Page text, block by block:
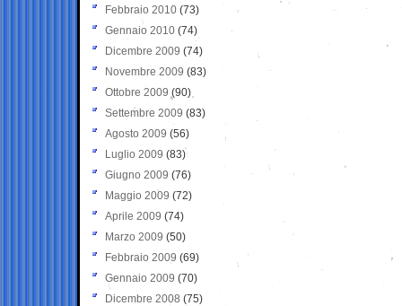
Febbraio 2010 (73)
Gennaio 2010 (74)
Dicembre 2009 (74)
Novembre 2009 (83)
Ottobre 2009 (90)
Settembre 2009 (83)
Agosto 2009 (56)
Luglio 2009 (83)
Giugno 2009 (76)
Maggio 2009 (72)
Aprile 2009 (74)
Marzo 2009 (50)
Febbraio 2009 (69)
Gennaio 2009 (70)
Dicembre 2008 (75)